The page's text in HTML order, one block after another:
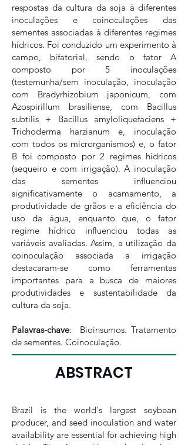
respostas da cultura da soja à diferentes
inoculações e coinoculações das
sementes associadas à diferentes regimes
hídricos. Foi conduzido um experimento à
campo, bifatorial, sendo o fator A
composto por 5 inoculações
(testemunha/sem inoculação, inoculação
com Bradyrhizobium japonicum, com
Azospirillum brasiliense, com Bacillus
subtilis + Bacillus amyloliquefaciens +
Trichoderma harzianum e, inoculação
com todos os microrganismos) e, o fator
B foi composto por 2 regimes hídricos
(sequeiro e com irrigação). A inoculação
das sementes influenciou
significativamente o acamamento, a
produtividade de grãos e a eficiência do
uso da água, enquanto que, o fator
regime hídrico influenciou todas as
variáveis avaliadas. Assim, a utilização da
coinoculação associada a irrigação
destacaram-se como ferramentas
importantes para a busca de maiores
produtividades e sustentabilidade da
cultura da soja.
Palavras-chave: Bioinsumos. Tratamento
de sementes. Coinoculação.
ABSTRACT
Brazil is the world's largest soybean
producer, and seed inoculation and water
availability are essential for achieving high